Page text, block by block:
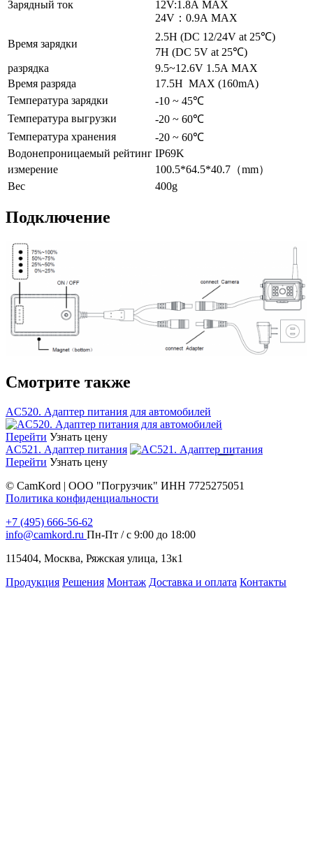
Зарядный ток
12V:1.8A MAX
24V：0.9A MAX
Время зарядки
2.5H (DC 12/24V at 25℃)
7H (DC 5V at 25℃)
разрядка
9.5~12.6V 1.5A MAX
Время разряда
17.5H MAX (160mA)
Температура зарядки
-10 ~ 45℃
Температура выгрузки
-20 ~ 60℃
Температура хранения
-20 ~ 60℃
Водонепроницаемый рейтинг IP69K
измерение
100.5*64.5*40.7（mm）
Вес
400g
Подключение
Смотрите также
AC520. Адаптер питания для автомобилей
Перейти Узнать цену
AC521. Адаптер питания
Перейти Узнать цену
© CamKord | ООО "Погрузчик" ИНН 7725275051
Политика конфиденциальности
+7 (495) 666-56-62
info@camkord.ru Пн-Пт / с 9:00 до 18:00
115404, Москва, Ряжская улица, 13к1
Продукция Решения Монтаж Доставка и оплата Контакты